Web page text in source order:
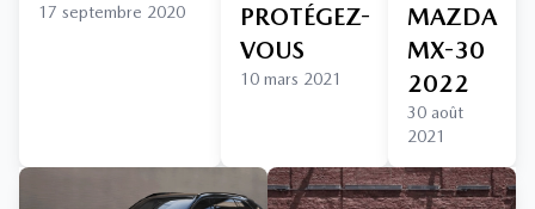
17 septembre 2020
PROTÉGEZ-
VOUS
10 mars 2021
MAZDA
MX-30
2022
30 août
2021